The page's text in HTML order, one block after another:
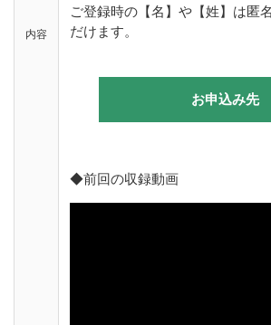
内容
ご登録時の【名】や【姓】は匿
だけます。
お申込み先
◆前回の収録動画